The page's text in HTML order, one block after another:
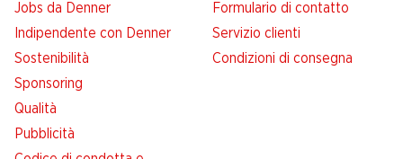
Jobs da Denner
Indipendente con Denner
Sostenibilità
Sponsoring
Qualità
Pubblicità
Formulario di contatto
Servizio clienti
Condizioni di consegna